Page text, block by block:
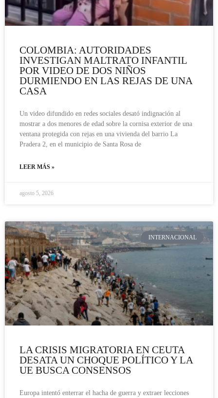
COLOMBIA: AUTORIDADES
INVESTIGAN MALTRATO INFANTIL
POR VIDEO DE DOS NIÑOS
DURMIENDO EN LAS REJAS DE UNA
CASA
Un video difundido en redes sociales desató indignación al
mostrar a dos menores de edad sobre la cornisa exterior de una
ventana protegida con rejas en una vivienda del barrio La
Pradera 2, en el municipio de Santa Rosa de
LEER MÁS »
agosto 5, 2026
INTERNACIONAL
LA CRISIS MIGRATORIA EN CEUTA
DESATA UN CHOQUE POLÍTICO Y LA
UE BUSCA CONSENSOS
Europa intentó enterrar el hacha de guerra y extraer lecciones